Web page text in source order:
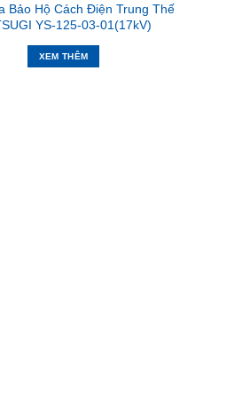
Bảo Hộ Cách Điện Trung Thế
YS-125-03-01(17kV)
XEM THÊM